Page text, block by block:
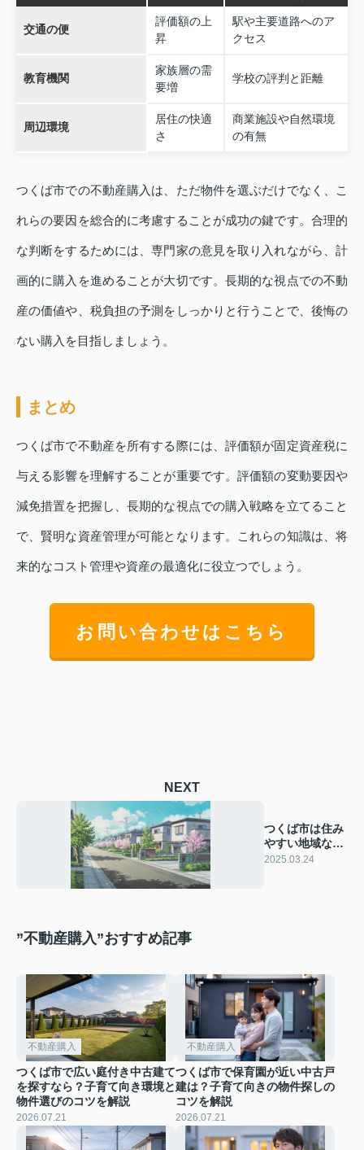
交通の便
評価額の上
昇
駅や主要道路へのア
クセス
教育機関
家族層の需
要増
学校の評判と距離
周辺環境
居住の快適
さ
商業施設や自然環境
の有無
つくば市での不動産購入は、ただ物件を選ぶだけでなく、こ
れらの要因を総合的に考慮することが成功の鍵です。合理的
な判断をするためには、専門家の意見を取り入れながら、計
画的に購入を進めることが大切です。長期的な視点での不動
産の価値や、税負担の予測をしっかりと行うことで、後悔の
ない購入を目指しましょう。
まとめ
つくば市で不動産を所有する際には、評価額が固定資産税に
与える影響を理解することが重要です。評価額の変動要因や
減免措置を把握し、長期的な視点での購入戦略を立てること
で、賢明な資産管理が可能となります。これらの知識は、将
来的なコスト管理や資産の最適化に役立つでしょう。
お問い合わせはこちら
NEXT
つくば市は住み
やすい地域なの
か？その魅力を
2025.03.24
”不動産購入”おすすめ記事
不動産購入
つくば市で広い庭付き中古建て
を探すなら？子育て向き環境と
物件選びのコツを解説
2026.07.21
不動産購入
つくば市で保育園が近い中古戸
建は？子育て向きの物件探しの
コツを解説
2026.07.21